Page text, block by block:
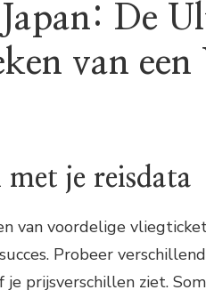
De
van een
met je reisdata
van voordelige
Probeer
prijsverschillen ziet.